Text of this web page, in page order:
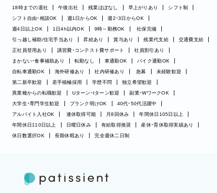
18時までの退社
午後出社 残業ほぼなし 早上がりあり
シフト制
シフト自由・相談OK
週1日からOK
週2・3日からOK
週4日以上OK
1日4h以内OK 9時～勤務OK
社保完備
引っ越し補助/住宅手当あり
昇給あり 賞与あり 残業代支給
交通費支給
正社員登用あり
講習費・コンテスト費サポート
社員割引あり
まかない・食事補助あり
転勤なし 車通勤OK
バイク通勤OK
自転車通勤OK
海外研修あり 社内研修あり 急募
未経験歓迎
第二新卒歓迎
若手積極採用 学歴不問
独立希望歓迎
異業種からの転職歓迎
Uターン・Iターン歓迎
副業・WワークOK
大学生・専門学生歓迎
ブランク明けOK
40代・50代活躍中
アルバイト入社OK
連休取得可能 月8回休み
年間休日105日以上
年間休日110日以上
日曜日休み 有給取得推奨
産休・育休取得実績あり
休日数選択OK
長期休暇あり 完全週休二日制